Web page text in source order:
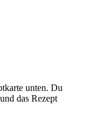
unten. Du
das Rezept